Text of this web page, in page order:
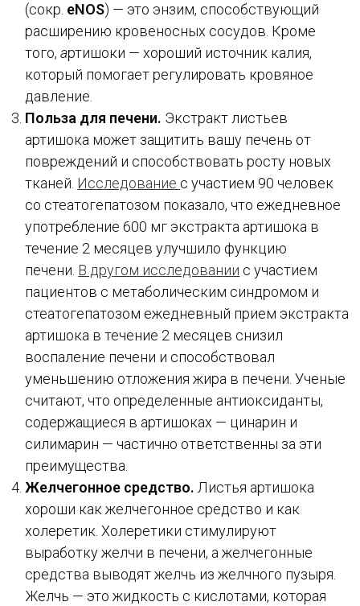
(сокр. eNOS) — это энзим, способствующий
расширению кровеносных сосудов. Кроме
того,артишоки — хороший источник калия,
который помогает регулировать кровяное
давление.
Польза для печени. Экстракт листьев
артишока может защитить вашу печень от
повреждений и способствовать росту новых
тканей. Исследование с участием 90 человек
со стеатогепатозом показало, что ежедневное
употребление 600 мг экстракта артишока в
течение 2 месяцев улучшило функцию
печени. В другом исследовании с участием
пациентов с метаболическим синдромом и
стеатогепатозом ежедневный прием экстракта
артишока в течение 2 месяцев снизил
воспаление печени и способствовал
уменьшению отложения жира в печени. Ученые
считают, что определенные антиоксиданты,
содержащиеся в артишоках — цинарин и
силимарин — частично ответственны за эти
преимущества.
Желчегонное средство. Листья артишока
хороши как желчегонное средство и как
холеретик. Холеретики стимулируют
выработку желчи в печени, а желчегонные
средства выводят желчь из желчного пузыря.
Желчь — это жидкость с кислотами, которая